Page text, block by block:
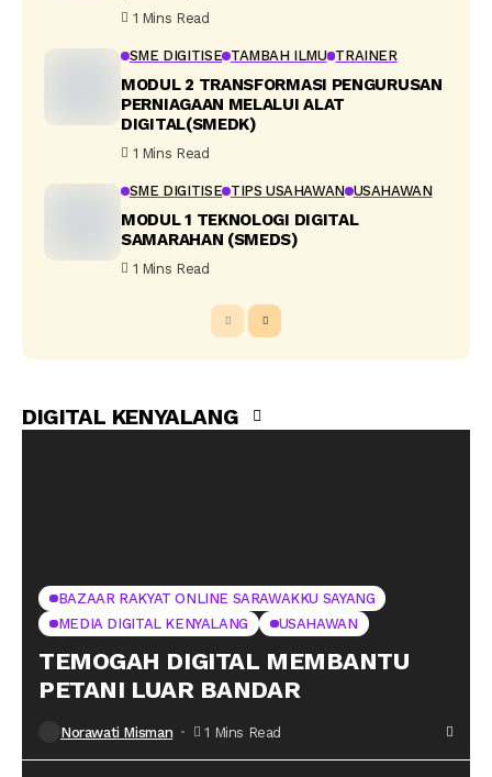
1 Mins Read
SME DIGITISE TAMBAH ILMU TRAINER
MODUL 2 TRANSFORMASI PENGURUSAN
PERNIAGAAN MELALUI ALAT
DIGITAL(SMEDK)
1 Mins Read
SME DIGITISE TIPS USAHAWAN USAHAWAN
MODUL 1 TEKNOLOGI DIGITAL
SAMARAHAN (SMEDS)
1 Mins Read
DIGITAL KENYALANG
BAZAAR RAKYAT ONLINE SARAWAKKU SAYANG
MEDIA DIGITAL KENYALANG
USAHAWAN
TEMOGAH DIGITAL MEMBANTU
PETANI LUAR BANDAR
Norawati Misman 1 Mins Read